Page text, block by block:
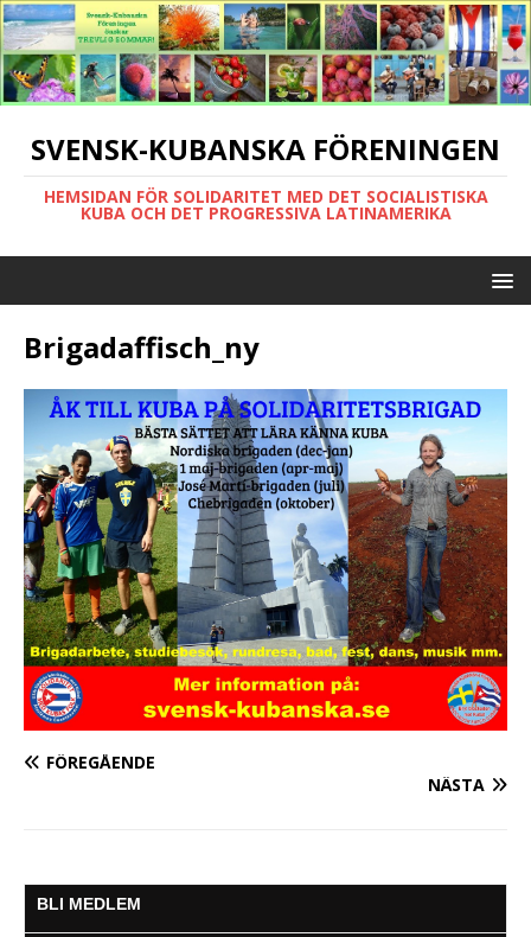
SVENSK-KUBANSKA FÖRENINGEN
HEMSIDAN FÖR SOLIDARITET MED DET SOCIALISTISKA
KUBA OCH DET PROGRESSIVA LATINAMERIKA
Brigadaffisch_ny
FÖREGÅENDE
NÄSTA
BLI MEDLEM